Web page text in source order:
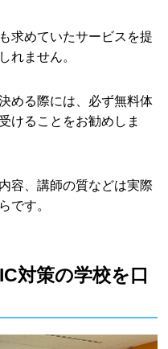
求めていたサービスを提
れません。
める際には、必ず無料体
けることをお勧めしま
容、講師の質などは実際
です。
対策の学校を口